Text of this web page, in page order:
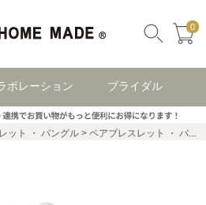
0
ボレーション ブライダル
ット ・ バングル ペアブレスレット ・ バングル